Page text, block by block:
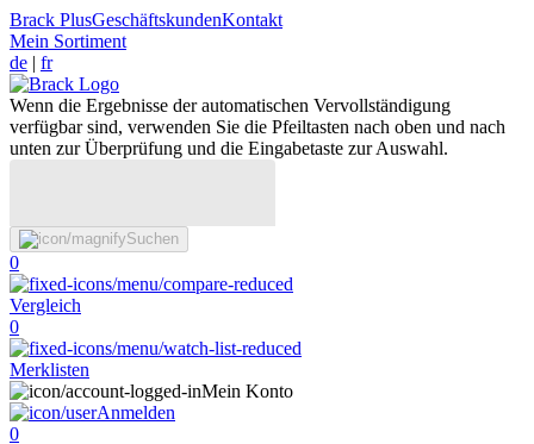
Brack PlusGeschäftskundenKontakt
Mein Sortiment
de | fr
Wenn die Ergebnisse der automatischen Vervollständigung
verfügbar sind, verwenden Sie die Pfeiltasten nach oben und nach
unten zur Überprüfung und die Eingabetaste zur Auswahl.
Suchen
0
Vergleich
0
Merklisten
Mein Konto
Anmelden
0